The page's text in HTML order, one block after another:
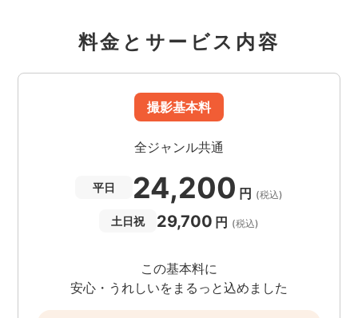
料金とサービス内容
撮影基本料
全ジャンル共通
平日 24,200 円 (税込)
土日祝 29,700 円 (税込)
この基本料に
安心・うれしいをまるっと込めました